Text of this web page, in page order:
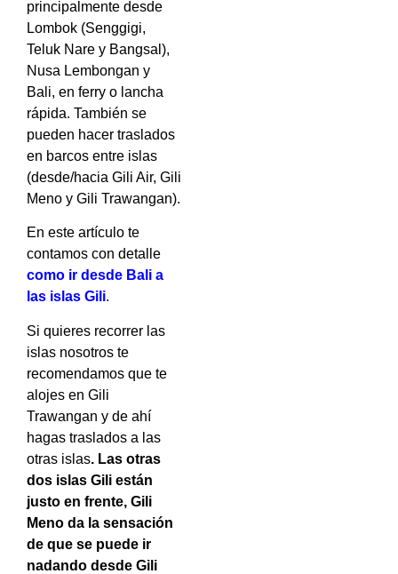
principalmente desde
Lombok (Senggigi,
Teluk Nare y Bangsal),
Nusa Lembongan y
Bali, en ferry o lancha
rápida. También se
pueden hacer traslados
en barcos entre islas
(desde/hacia Gili Air, Gili
Meno y Gili Trawangan).
En este artículo te
contamos con detalle
como ir desde Bali a
las islas Gili.
Si quieres recorrer las
islas nosotros te
recomendamos que te
alojes en Gili
Trawangan y de ahí
hagas traslados a las
otras islas. Las otras
dos islas Gili están
justo en frente, Gili
Meno da la sensación
de que se puede ir
nadando desde Gili